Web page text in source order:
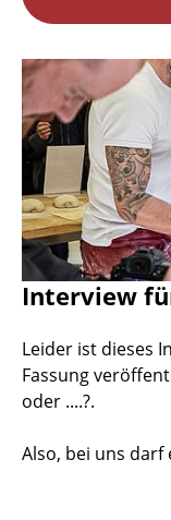
Interview
Leider ist dieses
Fassung
oder ....?.
Also, bei uns darf